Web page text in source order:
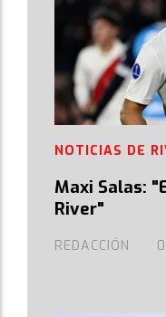
Maxi Salas:
River"
REDACCIÓN
NOTICIAS DE